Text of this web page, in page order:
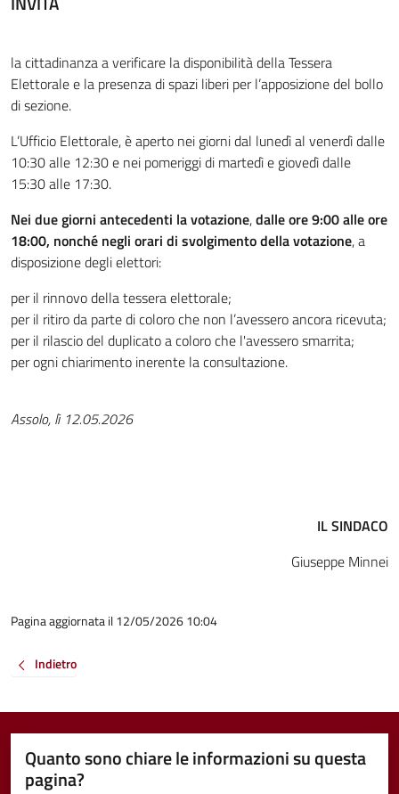
la cittadinanza a verificare la disponibilità della Tessera
Elettorale e la presenza di spazi liberi per l’apposizione del bollo
di sezione.
L’Ufficio Elettorale, è aperto nei giorni dal lunedì al venerdì dalle
10:30 alle 12:30 e nei pomeriggi di martedì e giovedì dalle
15:30 alle 17:30.
Nei due giorni antecedenti la votazione,dalle ore 9:00 alle ore
18:00, nonché negli orari di svolgimento della votazione, a
disposizione degli elettori:
per il rinnovo della tessera elettorale;
per il ritiro da parte di coloro che non l’avessero ancora ricevuta;
per il rilascio del duplicato a coloro che l'avessero smarrita;
per ogni chiarimento inerente la consultazione.
Assolo, lì 12.05.2026
IL SINDACO
Giuseppe Minnei
Pagina aggiornata il 12/05/2026 10:04
Indietro
Quanto sono chiare le informazioni su questa
pagina?